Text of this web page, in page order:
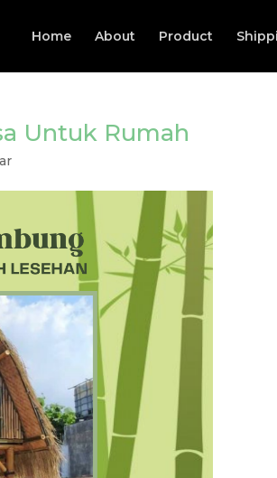
Home About Product
Untuk Rumah